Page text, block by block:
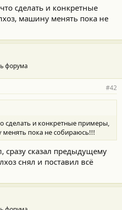
сделать и конкретные
машину менять пока не
форума
#42
сделать и конкретные примеры,
пока не собираюсь!!!
сразу сказал предыдущему
снял и поставил всё